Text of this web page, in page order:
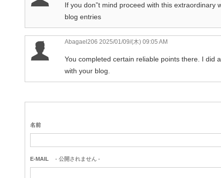
If you don”t mind proceed with this
blog entries
Abagael206 2025/01/09/(木) 09:05 AM
You completed certain reliable points there. I did
with your blog.
名前
E-MAIL - 公開されません -